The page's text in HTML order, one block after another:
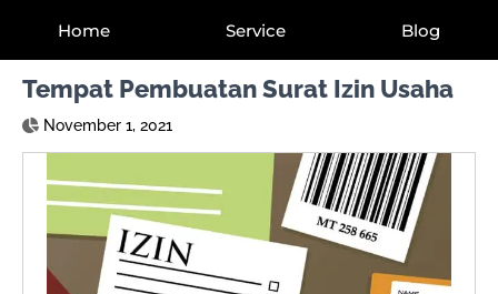
Home Service Blog
Tempat Pembuatan Surat Izin Usaha
November 1, 2021